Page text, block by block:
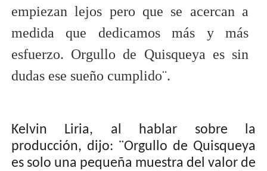
empiezan lejos pero que se acercan a
medida que dedicamos más y más
esfuerzo. Orgullo de Quisqueya es sin
dudas ese sueño cumplido¨.
Kelvin Liria, al hablar sobre la
producción, dijo: ¨Orgullo de Quisqueya
es solo una pequeña muestra del valor de